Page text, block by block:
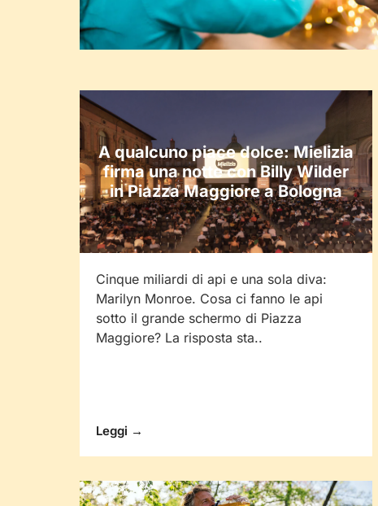
A qualcuno piace dolce: Mielizia
firma una notte con Billy Wilder
in Piazza Maggiore a Bologna
Cinque miliardi di api e una sola diva:
Marilyn Monroe. Cosa ci fanno le api
sotto il grande schermo di Piazza
Maggiore? La risposta sta..
Leggi →